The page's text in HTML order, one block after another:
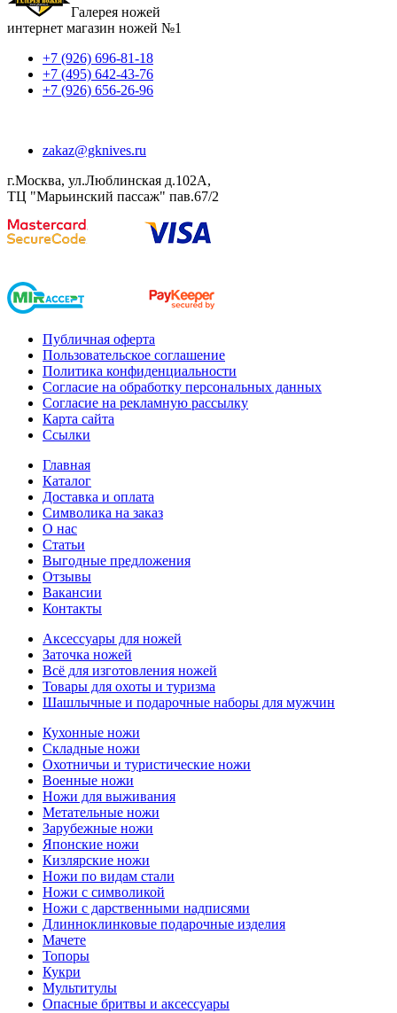
Галерея ножей
интернет магазин ножей №1
+7 (926) 696-81-18
+7 (495) 642-43-76
+7 (926) 656-26-96
zakaz@gknives.ru
г.Москва, ул.Люблинская д.102А,
ТЦ "Марьинский пассаж" пав.67/2
Публичная оферта
Пользовательское соглашение
Политика конфиденциальности
Согласие на обработку персональных данных
Согласие на рекламную рассылку
Карта сайта
Ссылки
Главная
Каталог
Доставка и оплата
Символика на заказ
О нас
Статьи
Выгодные предложения
Отзывы
Вакансии
Контакты
Аксессуары для ножей
Заточка ножей
Всё для изготовления ножей
Товары для охоты и туризма
Шашлычные и подарочные наборы для мужчин
Кухонные ножи
Складные ножи
Охотничьи и туристические ножи
Военные ножи
Ножи для выживания
Метательные ножи
Зарубежные ножи
Японские ножи
Кизлярские ножи
Ножи по видам стали
Ножи с символикой
Ножи с дарственными надписями
Длинноклинковые подарочные изделия
Мачете
Топоры
Кукри
Мультитулы
Опасные бритвы и аксессуары